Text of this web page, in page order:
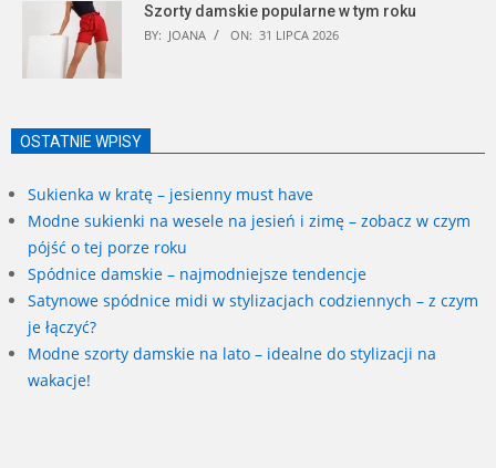
Szorty damskie popularne w tym roku
BY: JOANA ON: 31 LIPCA 2026
OSTATNIE WPISY
Sukienka w kratę – jesienny must have
Modne sukienki na wesele na jesień i zimę – zobacz w czym
pójść o tej porze roku
Spódnice damskie – najmodniejsze tendencje
Satynowe spódnice midi w stylizacjach codziennych – z czym
je łączyć?
Modne szorty damskie na lato – idealne do stylizacji na
wakacje!